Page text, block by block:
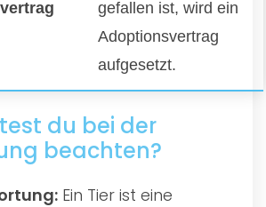
gefallen ist, wird ein
Adoptionsvertrag
aufgesetzt.
du bei der
beachten?
Ein Tier ist eine